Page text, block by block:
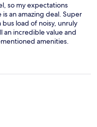
so my expectations
an amazing deal. Super
load of noisy, unruly
an incredible value and
amenities.